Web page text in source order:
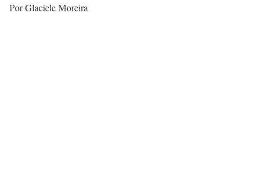
Por Glaciele Moreira